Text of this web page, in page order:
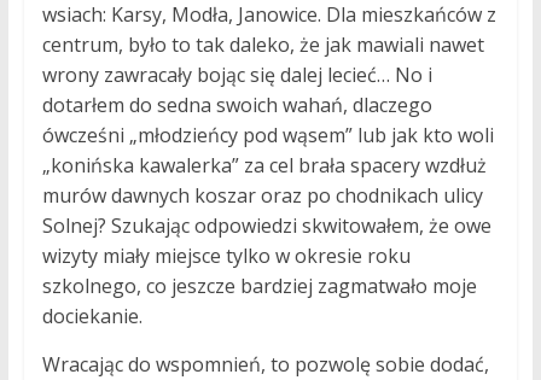
wsiach: Karsy, Modła, Janowice. Dla mieszkańców z
centrum, było to tak daleko, że jak mawiali nawet
wrony zawracały bojąc się dalej lecieć… No i
dotarłem do sedna swoich wahań, dlaczego
ówcześni „młodzieńcy pod wąsem” lub jak kto woli
„konińska kawalerka” za cel brała spacery wzdłuż
murów dawnych koszar oraz po chodnikach ulicy
Solnej? Szukając odpowiedzi skwitowałem, że owe
wizyty miały miejsce tylko w okresie roku
szkolnego, co jeszcze bardziej zagmatwało moje
dociekanie.
Wracając do wspomnień, to pozwolę sobie dodać,